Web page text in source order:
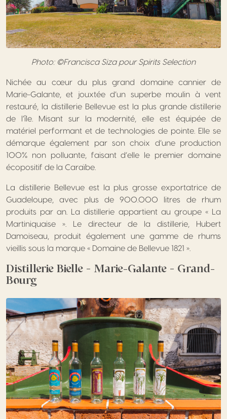
Photo: ©Francisca Siza pour Spirits Selection
Nichée au cœur du plus grand domaine cannier de
Marie-Galante, et jouxtée d’un superbe moulin à vent
restauré, la distillerie Bellevue est la plus grande distillerie
de l’île. Misant sur la modernité, elle est équipée de
matériel performant et de technologies de pointe. Elle se
démarque également par son choix d’une production
100% non polluante, faisant d’elle le premier domaine
écopositif de la Caraïbe.
La distillerie Bellevue est la plus grosse exportatrice de
Guadeloupe, avec plus de 900.000 litres de rhum
produits par an. La distillerie appartient au groupe « La
Martiniquaise ». Le directeur de la distillerie, Hubert
Damoiseau, produit également une gamme de rhums
vieillis sous la marque « Domaine de Bellevue 1821 ».
Distillerie Bielle – Marie-Galante – Grand-
Bourg